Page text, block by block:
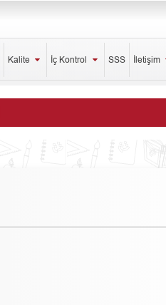
Kalite İç Kontrol SSS İletişim